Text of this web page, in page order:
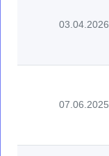
03.04.2026
07.06.2025